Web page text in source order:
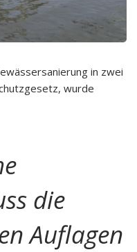
in zwei
wurde
die
Auflagen